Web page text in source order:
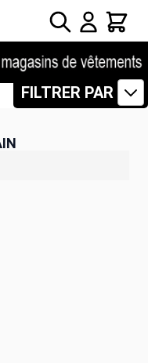
Rechercher
Panier
FILTRER PAR